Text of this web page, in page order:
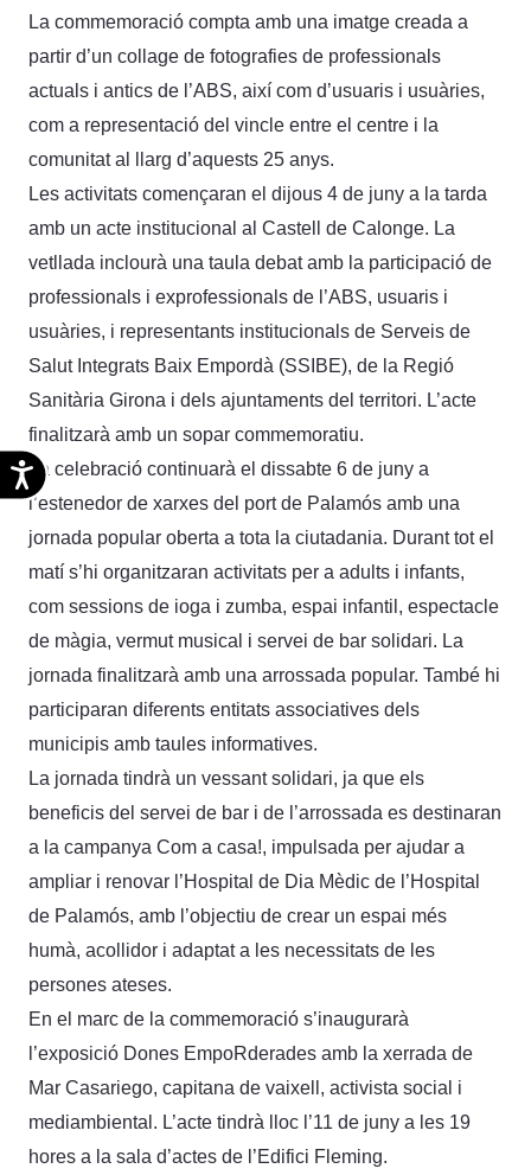
Accesibilidad
La commemoració compta amb una imatge creada a
partir d’un collage de fotografies de professionals
actuals i antics de l’ABS, així com d’usuaris i usuàries,
com a representació del vincle entre el centre i la
comunitat al llarg d’aquests 25 anys.
Les activitats començaran el dijous 4 de juny a la tarda
amb un acte institucional al Castell de Calonge. La
vetllada inclourà una taula debat amb la participació de
professionals i exprofessionals de l’ABS, usuaris i
usuàries, i representants institucionals de Serveis de
Salut Integrats Baix Empordà (SSIBE), de la Regió
Sanitària Girona i dels ajuntaments del territori. L’acte
finalitzarà amb un sopar commemoratiu.
La celebració continuarà el dissabte 6 de juny a
l’estenedor de xarxes del port de Palamós amb una
jornada popular oberta a tota la ciutadania. Durant tot el
matí s’hi organitzaran activitats per a adults i infants,
com sessions de ioga i zumba, espai infantil, espectacle
de màgia, vermut musical i servei de bar solidari. La
jornada finalitzarà amb una arrossada popular. També hi
participaran diferents entitats associatives dels
municipis amb taules informatives.
La jornada tindrà un vessant solidari, ja que els
beneficis del servei de bar i de l’arrossada es destinaran
a la campanya Com a casa!, impulsada per ajudar a
ampliar i renovar l’Hospital de Dia Mèdic de l’Hospital
de Palamós, amb l’objectiu de crear un espai més
humà, acollidor i adaptat a les necessitats de les
persones ateses.
En el marc de la commemoració s’inaugurarà
l’exposició Dones EmpoRderades amb la xerrada de
Mar Casariego, capitana de vaixell, activista social i
mediambiental. L’acte tindrà lloc l’11 de juny a les 19
hores a la sala d’actes de l’Edifici Fleming.